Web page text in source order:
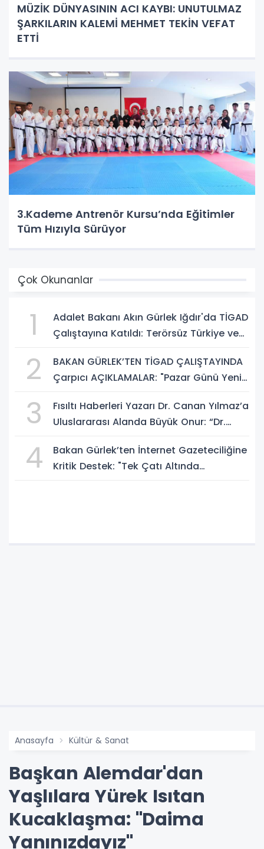
MÜZİK DÜNYASININ ACI KAYBI: UNUTULMAZ
ŞARKILARIN KALEMİ MEHMET TEKİN VEFAT
ETTİ
3.Kademe Antrenör Kursu’nda Eğitimler
Tüm Hızıyla Sürüyor
Çok Okunanlar
1
Adalet Bakanı Akın Gürlek Iğdır'da TİGAD
Çalıştayına Katıldı: Terörsüz Türkiye ve
2
BAKAN GÜRLEK’TEN TİGAD ÇALIŞTAYINDA
Çarpıcı AÇIKLAMALAR: "Pazar Günü Yeni
3
Fısıltı Haberleri Yazarı Dr. Canan Yılmaz’a
Uluslararası Alanda Büyük Onur: “Dr.
4
Bakan Gürlek’ten İnternet Gazeteciliğine
Kritik Destek: "Tek Çatı Altında
Anasayfa Kültür & Sanat
Başkan Alemdar'dan
Yaşlılara Yürek Isıtan
Kucaklaşma: "Daima
Yanınızdayız"